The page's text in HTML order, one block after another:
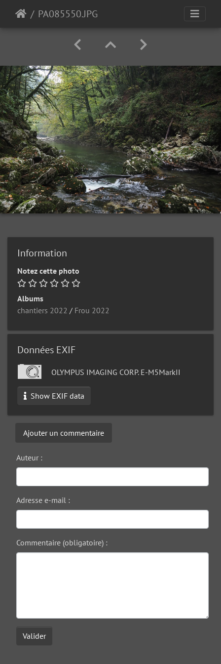
PA085550.JPG
Information
Notez cette photo
Albums
chantiers 2022 / Frou 2022
Données EXIF
OLYMPUS IMAGING CORP. E-M5MarkII
Show EXIF data
Ajouter un commentaire
Auteur :
Adresse e-mail :
Commentaire (obligatoire) :
Valider